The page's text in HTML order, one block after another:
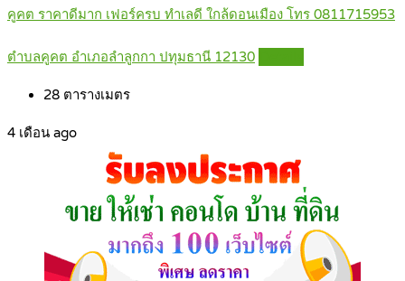
คูคต ราคาดีมาก เฟอร์ครบ ทำเลดี ใกล้ดอนเมือง โทร 0811715953
ตำบลคูคต อำเภอลำลูกกา ปทุมธานี 12130
28 ตารางเมตร
4 เดือน ago